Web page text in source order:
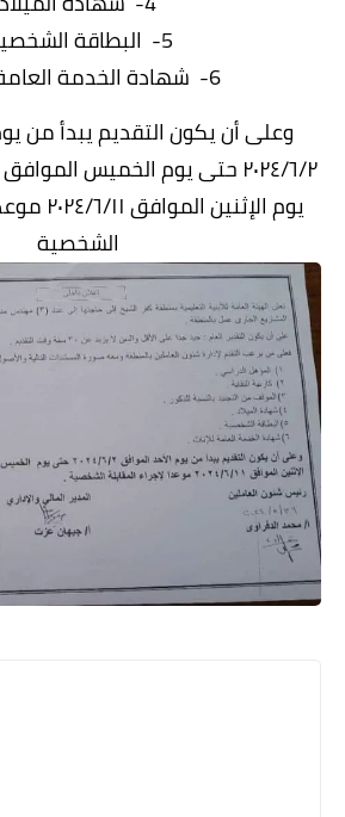
5- البطاقة الشخصية
6- شهادة الخدمة العامة للإناث
وعلى أن يكون التقديم يبدأ من
يوم
الإثنين
الشخصية